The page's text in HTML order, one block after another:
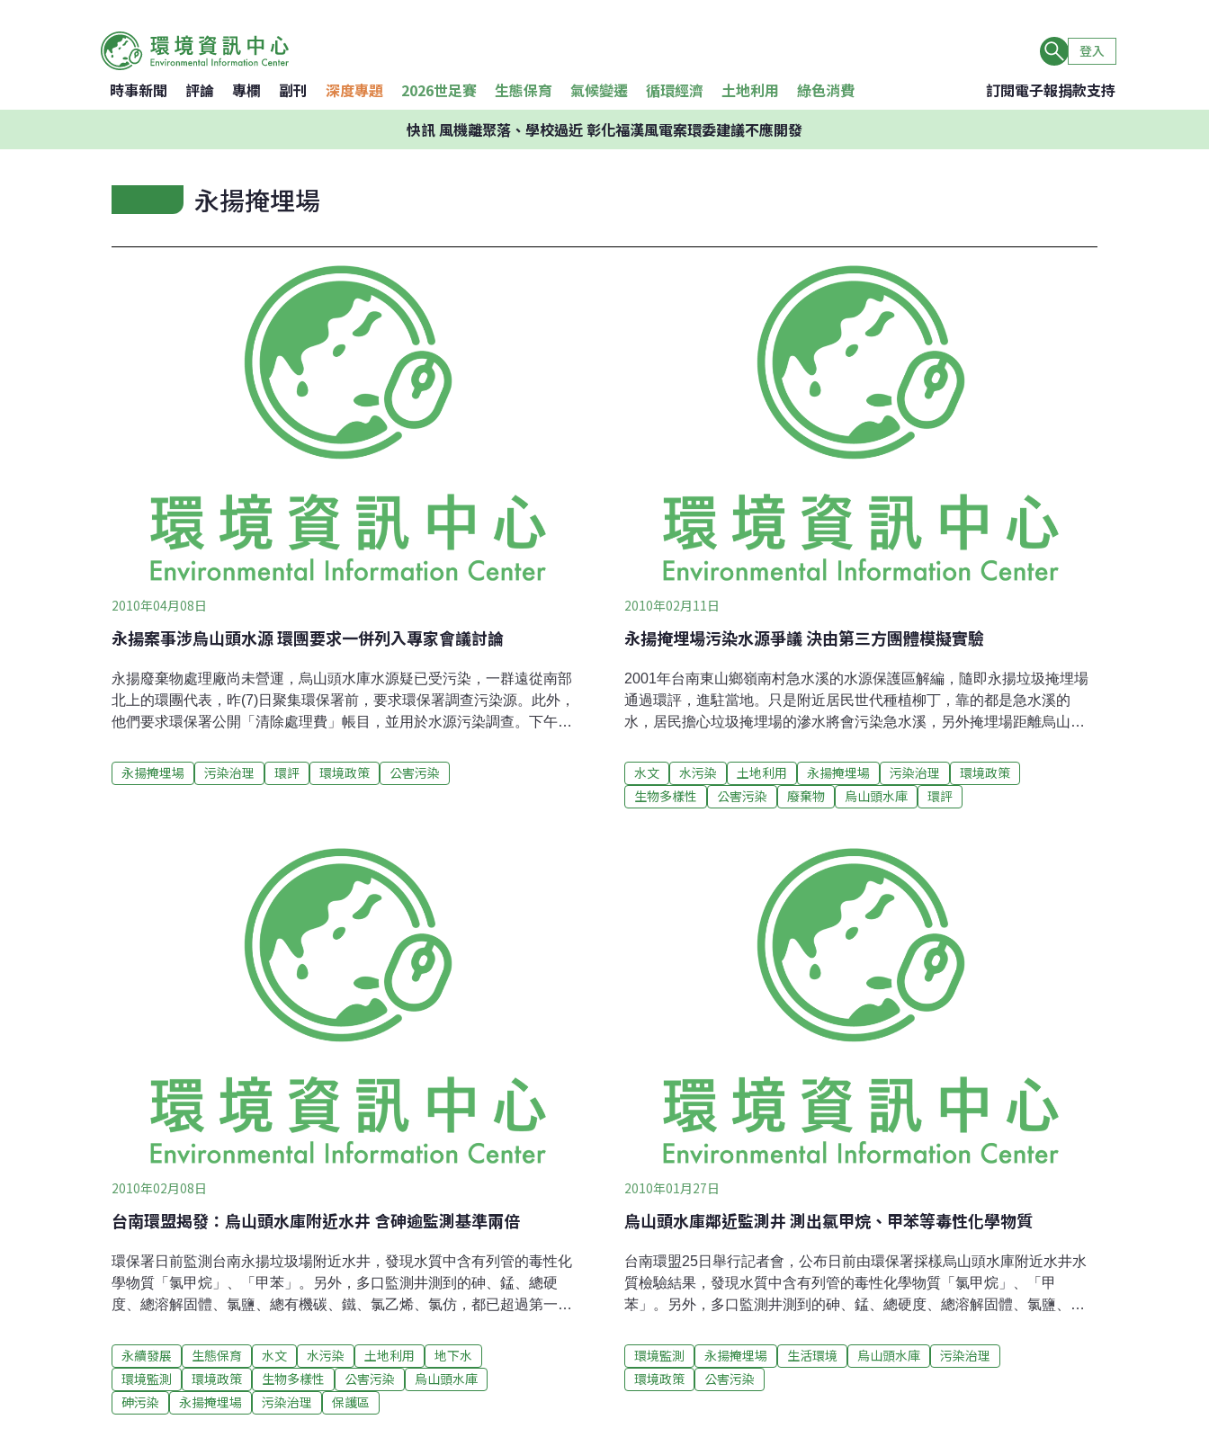
登入
時事新聞 評論 專欄 副刊 深度專題 2026世足賽 生態保育 氣候變遷 循環經濟 土地利用 綠色消費 訂閱電子報捐款支持
快訊風機離聚落、學校過近 彰化福漢風電案環委建議不應開發
永揚掩埋場
2010年04月08日
永揚案事涉烏山頭水源 環團要求一併列入專家會議討論
永揚廢棄物處理廠尚未營運，烏山頭水庫水源疑已受污染，一群遠從南部
北上的環團代表，昨(7)日聚集環保署前，要求環保署調查污染源。此外，
他們要求環保署公開「清除處理費」帳目，並用於水源污染調查。下午原
言、可討論但不做決定前提下進行。 台灣電磁波輻射公害防治協會理事長
陳椒華表示，南台灣水源告急，幾個重要的水庫，曾文、南化水庫崩塌淤
要求應進行永揚場址地下水是否流往烏山頭水庫自來水水質保護區之調
查，環保團體要求環保署應運用部份清除處理費用於相關污染調查。 對此
環保署表示，隨水費徵收之垃圾清除處理費，係縣市政府依廢棄物清理法
第24條規定徵收，並應用於各縣市轄內一般廢棄物之清除處理作業工作所
需。目前各縣市所訂徵收
永揚掩埋場 污染治理 環評 環境政策 公害污染
2010年02月11日
永揚掩埋場污染水源爭議 決由第三方團體模擬實驗
2001年台南東山鄉嶺南村急水溪的水源保護區解編，隨即永揚垃圾掩埋場
通過環評，進駐當地。只是附近居民世代種植柳丁，靠的都是急水溪的
水，居民擔心垃圾掩埋場的滲水將會污染急水溪，另外掩埋場距離烏山頭
響大台南地區居民用水安全。環保團體調查發現掩埋場之下有斷層經過，
導致地下水能經由斷層流向水庫，為此環保署組成專家會議以釐清疑點。
昨（11）日環保署召開第六次專家會議，主要針對「永揚場址地下水數值
會議表明水質問題不在討論之列，會議只處理地下水流速、流向問題。最
後決議由第三方團體進行更多模擬。實驗針對兩種狀況進行模擬：斷層僅
經過泥岩層，與斷層既經過泥岩層也經過表土層，模擬三種況狀：高透
水、低透水及不透水。模擬結果表示，若斷層僅經過高透水性的泥岩層，
地下水的確有滲漏的可能，至於滲
水文 水污染 土地利用 永揚掩埋場 污染治理
環境政策
生物多樣性
公害污染 廢棄物 烏山頭水庫 環評
2010年02月08日
台南環盟揭發：烏山頭水庫附近水井 含砷逾監測基準兩倍
環保署日前監測台南永揚垃圾場附近水井，發現水質中含有列管的毒性化
學物質「氯甲烷」、「甲苯」。另外，多口監測井測到的砷、錳、總硬
度、總溶解固體、氯鹽、總有機碳、鐵、氯乙烯、氯仿，都已超過第一類
保署列席說明，然而環保署搶在記者會前發布新聞稿，指環盟設置的監測
井不標準，且拒絕出席記者會。立委田秋堇痛批環保署「不敢面對自己的
報告」(這份報告是環保署監測的官方報告)。環盟要求環保署提出具體設井
錯誤，且願意再自費挖一口井，請環保署派環保人員在場監工，再請環保
永續發展 生態保育 水文 水污染 土地利用
地下水
環境監測
環境政策 生物多樣性 公害污染
烏山頭水庫
砷污染
永揚掩埋場 污染治理 保護區
2010年01月27日
烏山頭水庫鄰近監測井 測出氯甲烷、甲苯等毒性化學物質
台南環盟25日舉行記者會，公布日前由環保署採樣烏山頭水庫附近水井水
質檢驗結果，發現水質中含有列管的毒性化學物質「氯甲烷」、「甲
苯」。另外，多口監測井測到的砷、錳、總硬度、總溶解固體、氯鹽、總
環盟警告，汙染物已威脅民眾飲用水安全，要求政府應立即拿出對策。永
揚垃圾場申請在台南縣東山鄉嶺南村設置，由於垃圾場有斷層通過，當地
地下水豐沛且流向烏山頭水庫，台南環盟以及當地居民組成「搶救烏山頭
環境監測 永揚掩埋場 生活環境 烏山頭水庫
污染治理
環境政策
公害污染